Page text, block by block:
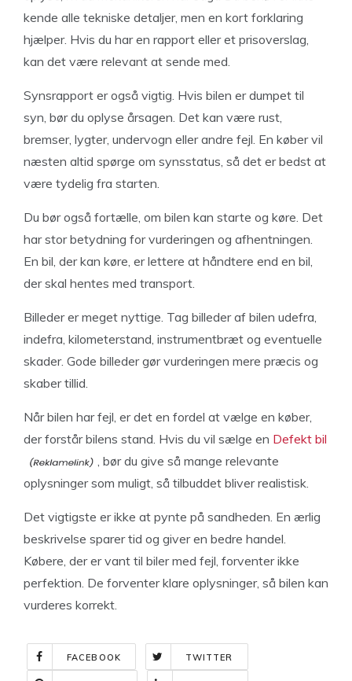
kende alle tekniske detaljer, men en kort forklaring
hjælper. Hvis du har en rapport eller et prisoverslag,
kan det være relevant at sende med.
Synsrapport er også vigtig. Hvis bilen er dumpet til
syn, bør du oplyse årsagen. Det kan være rust,
bremser, lygter, undervogn eller andre fejl. En køber vil
næsten altid spørge om synsstatus, så det er bedst at
være tydelig fra starten.
Du bør også fortælle, om bilen kan starte og køre. Det
har stor betydning for vurderingen og afhentningen.
En bil, der kan køre, er lettere at håndtere end en bil,
der skal hentes med transport.
Billeder er meget nyttige. Tag billeder af bilen udefra,
indefra, kilometerstand, instrumentbræt og eventuelle
skader. Gode billeder gør vurderingen mere præcis og
skaber tillid.
Når bilen har fejl, er det en fordel at vælge en køber,
der forstår bilens stand. Hvis du vil sælge en Defekt bil
, bør du give så mange relevante
oplysninger som muligt, så tilbuddet bliver realistisk.
Det vigtigste er ikke at pynte på sandheden. En ærlig
beskrivelse sparer tid og giver en bedre handel.
Købere, der er vant til biler med fejl, forventer ikke
perfektion. De forventer klare oplysninger, så bilen kan
vurderes korrekt.
FACEBOOK TWITTER